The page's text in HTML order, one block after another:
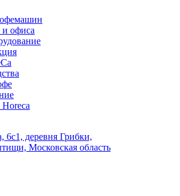
офиса
6с1, деревня Грибки,
Московская область